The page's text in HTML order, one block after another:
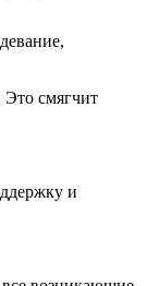
Это смягчит
и